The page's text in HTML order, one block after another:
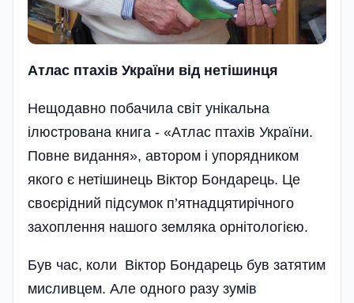
Атлас птахів України від нетішинця
Нещодавно побачила світ унікальна
ілюстрована книга - «Атлас птахів України.
Повне видання», автором і упорядником
якого є нетішинець Віктор Бондарець. Це
своєрідний підсумок п’ятнадцятирічного
захоплення нашого земляка орнітологією.
Був час, коли Віктор Бондарець був затятим
мисливцем. Але одного разу зумів